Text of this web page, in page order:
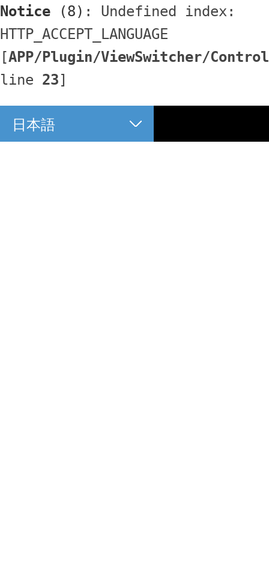
Notice (8) : Undefined index:
HTTP_ACCEPT_LANGUAGE
[APP/Plugin/ViewSwitcher/
line 23]
日本語